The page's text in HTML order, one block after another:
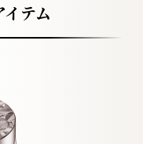
イテム